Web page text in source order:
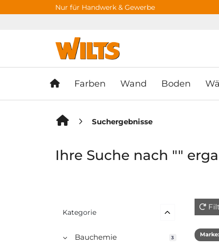
Springe zu Hauptinhalt Springe zum Header
Nur für Handwerk & Gewerbe
Farben Wand Boden
Suchergebnisse
Ihre Suche nach ""
Kategorie
Bauchemie 3 Marke